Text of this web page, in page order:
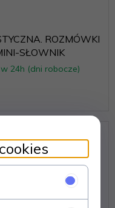
ROZMÓWKI
SŁOWNIK
24h (dni robocze)